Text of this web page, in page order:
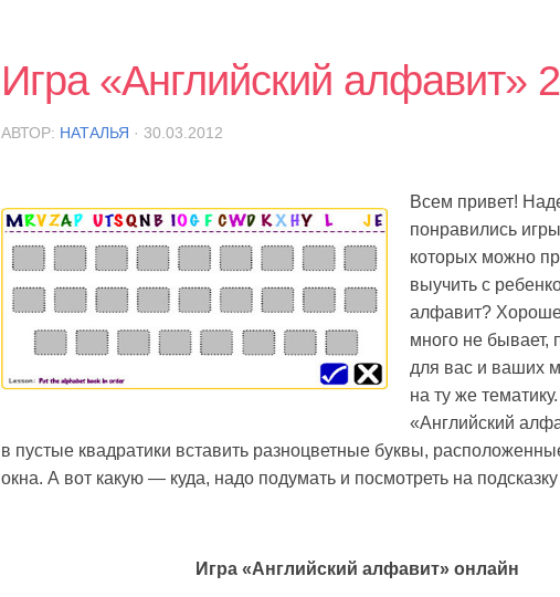
Игра «Английский алфавит» 2
АВТОР: НАТАЛЬЯ · 30.03.2012
Всем привет!
понравились
которых можно
выучить с
алфавит?
много не бывает,
для вас и ваших
на ту же
«Английский
в пустые квадратики вставить разноцветные буквы,
окна. А вот какую — куда, надо подумать и посмотреть на
Игра «Английский алфавит» онлайн